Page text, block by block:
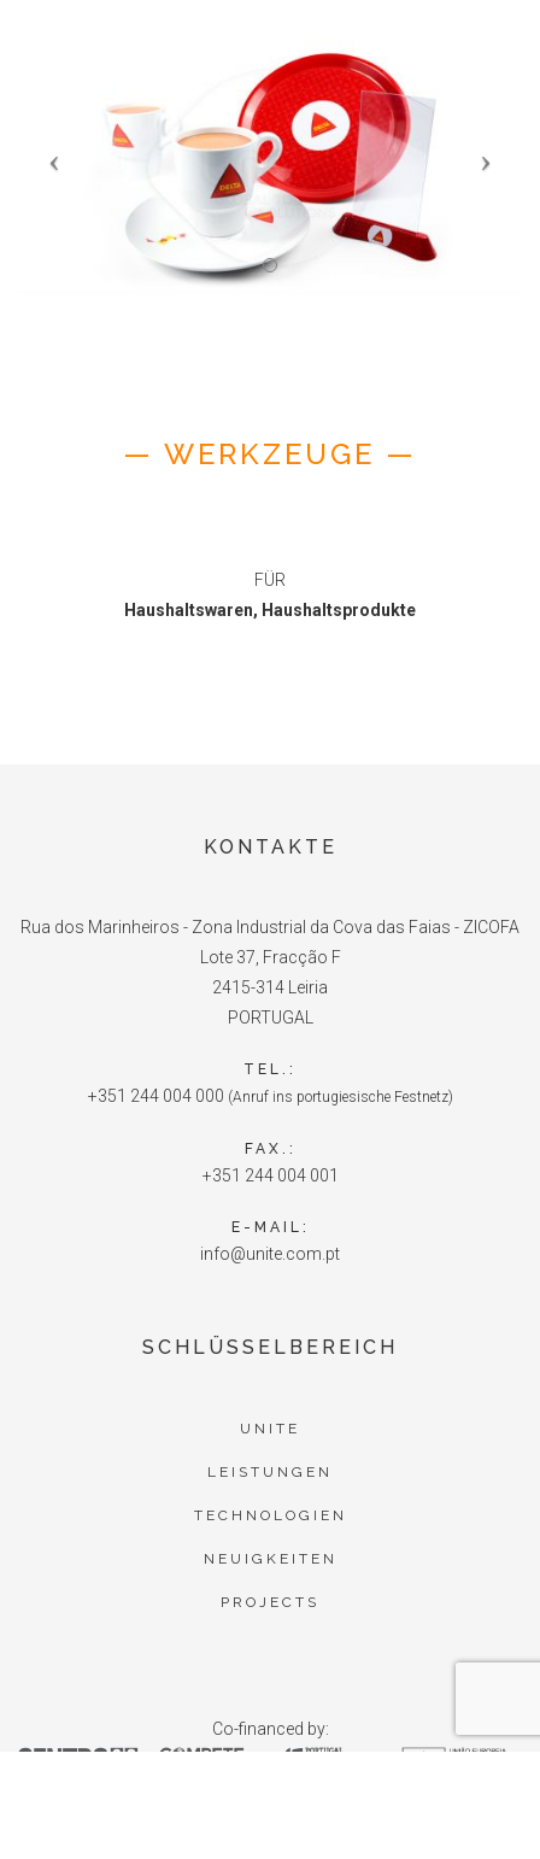
— WERKZEUGE —
FÜR
Haushaltswaren, Haushaltsprodukte
KONTAKTE
Rua dos Marinheiros - Zona Industrial da Cova das Faias - ZICOFA
Lote 37, Fracção F
2415-314 Leiria
PORTUGAL
TEL.:
+351 244 004 000 (Anruf ins portugiesische Festnetz)
FAX.:
+351 244 004 001
E-MAIL:
info@unite.com.pt
SCHLÜSSELBEREICH
UNITE
LEISTUNGEN
TECHNOLOGIEN
NEUIGKEITEN
PROJECTS
Co-financed by: